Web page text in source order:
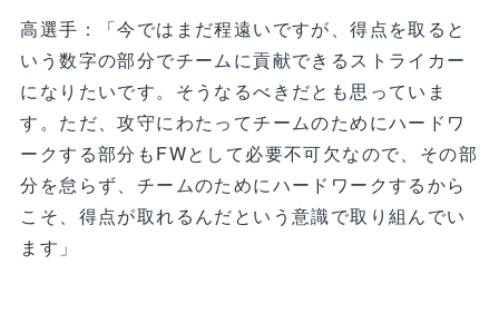
高選手：「今ではまだ程遠いですが、得点を取ると
いう数字の部分でチームに貢献できるストライカー
になりたいです。そうなるべきだとも思っていま
す。ただ、攻守にわたってチームのためにハードワ
ークする部分もFWとして必要不可欠なので、その部
分を怠らず、チームのためにハードワークするから
こそ、得点が取れるんだという意識で取り組んでい
ます」